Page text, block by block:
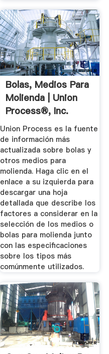
Bolas, Medios Para
Molienda | Union
Process®, Inc.
Union Process es la fuente
de información más
actualizada sobre bolas y
otros medios para
molienda. Haga clic en el
enlace a su izquierda para
descargar una hoja
detallada que describe los
factores a considerar en la
selección de los medios o
bolas para molienda junto
con las especificaciones
sobre los tipos más
comúnmente utilizados.